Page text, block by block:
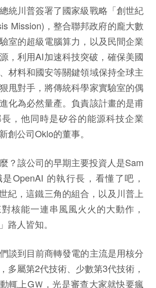
川普簽署了國家級戰略「創世紀
Mission)，整合聯邦政府的龐大數
室的超級電腦算力，以及民間企業
，利用AI加速科技突破，確保美國
材料和國安等關鍵領域保持全球主
甩對手，將傳統科學家實驗室的偶
化為必然量產。負責該計畫的是甫
長，他同時是矽谷的能源科技企業
創公司Oklo的董事。
該公司的早期主要投資人是Sam
OpenAI 的執行長，看懂了吧，
紀，這鐵三角的組合，以及川普上
核能一連串風風火火的大動作，
路人皆知。
談到目前商轉發電的主流是用核分
多屬第2代技術、少數第3代技術，
輒上GＷ，光是審查大家就快要瘋